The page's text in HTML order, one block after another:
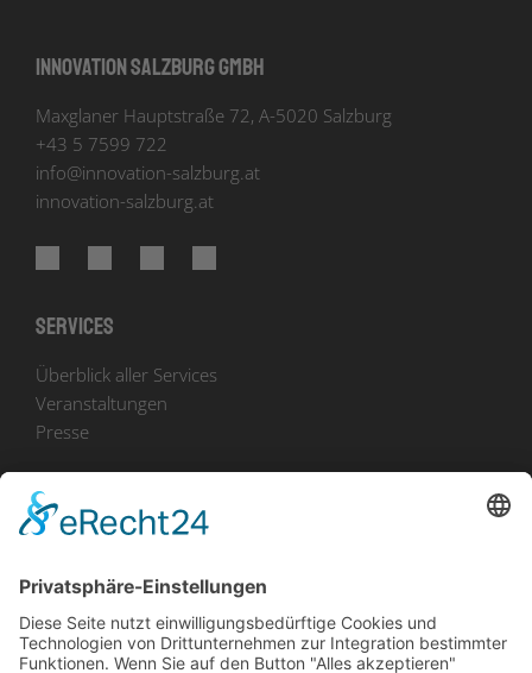
Innovation Salzburg GmbH
Maxglaner Hauptstraße 72, A-5020 Salzburg
+43 5 7599 722
info@innovation-salzburg.at
innovation-salzburg.at
Services
Überblick aller Services
Veranstaltungen
Presse
Bekanntmachungen
Zu uns